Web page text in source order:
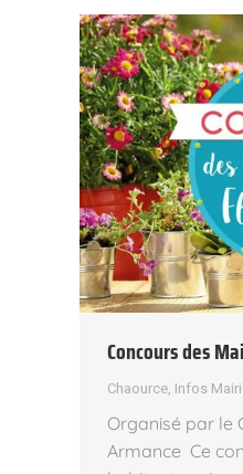
Concours des
Chaource, Infos
Organisé par le
Armance Ce